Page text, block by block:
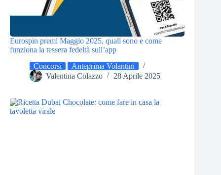
Eurospin premi Maggio 2025, quali sono e come
funziona la tessera fedeltà sull’app
Concorsi
Anteprima Volantini
Valentina Colazzo
28 Aprile 2025